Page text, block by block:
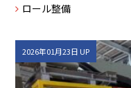
ロール整備
2026年01月23日 UP